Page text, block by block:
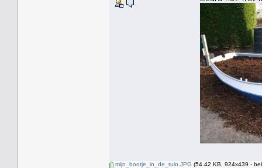
mijn_bootje_in_de_tuin.JPG (54.42 KB, 924x439 -